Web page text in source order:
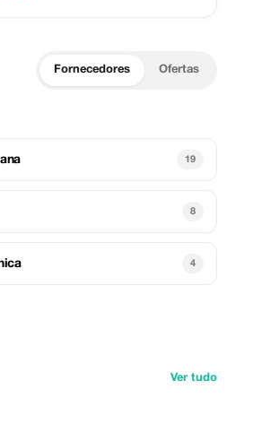
Fornecedores Ofertas
19
8
4
Ver tudo